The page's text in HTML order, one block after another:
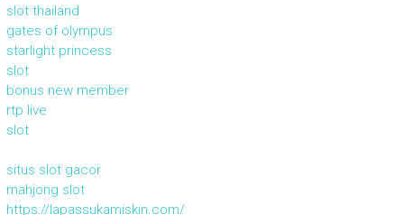
slot thailand
gates of olympus
starlight princess
slot
bonus new member
rtp live
slot
situs slot gacor
mahjong slot
https://lapassukamiskin.com/